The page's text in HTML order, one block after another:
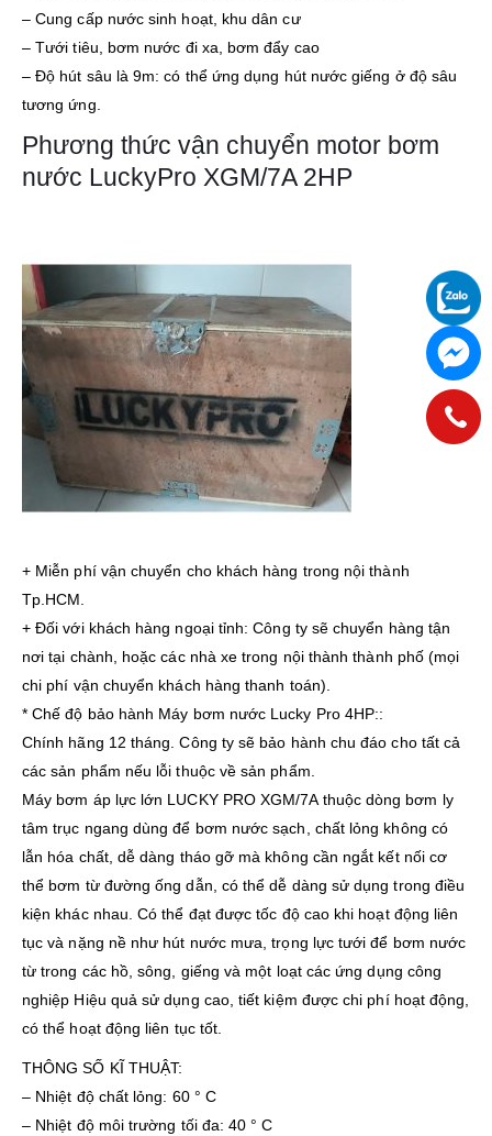
– Cung cấp nước sinh hoạt, khu dân cư
– Tưới tiêu, bơm nước đi xa, bơm đẩy cao
– Độ hút sâu là 9m: có thể ứng dụng hút nước giếng ở độ sâu
tương ứng.
Phương thức vận chuyển motor bơm
nước LuckyPro XGM/7A 2HP
+ Miễn phí vận chuyển cho khách hàng trong nội thành
Tp.HCM.
+ Đối với khách hàng ngoại tỉnh: Công ty sẽ chuyển hàng tận
nơi tại chành, hoặc các nhà xe trong nội thành thành phố (mọi
chi phí vận chuyển khách hàng thanh toán).
* Chế độ bảo hành Máy bơm nước Lucky Pro 4HP::
Chính hãng 12 tháng. Công ty sẽ bảo hành chu đáo cho tất cả
các sản phẩm nếu lỗi thuộc về sản phẩm.
Máy bơm áp lực lớn LUCKY PRO XGM/7A thuộc dòng bơm ly
tâm trục ngang dùng để bơm nước sạch, chất lỏng không có
lẫn hóa chất, dễ dàng tháo gỡ mà không cần ngắt kết nối cơ
thể bơm từ đường ống dẫn, có thể dễ dàng sử dụng trong điều
kiện khác nhau. Có thể đạt được tốc độ cao khi hoạt động liên
tục và nặng nề như hút nước mưa, trọng lực tưới để bơm nước
từ trong các hồ, sông, giếng và một loạt các ứng dụng công
nghiệp Hiệu quả sử dụng cao, tiết kiệm được chi phí hoạt động,
có thể hoạt động liên tục tốt.
THÔNG SỐ KĨ THUẬT:
– Nhiệt độ chất lỏng: 60 ° C
– Nhiệt độ môi trường tối đa: 40 ° C